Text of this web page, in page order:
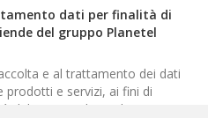
dati per finalità di
del gruppo Planetel
e al trattamento dei dati
prodotti e servizi, ai fini di
del gruppo Planetel, come